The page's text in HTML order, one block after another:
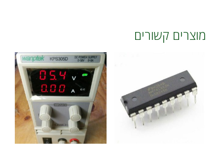
מוצרים קשורים